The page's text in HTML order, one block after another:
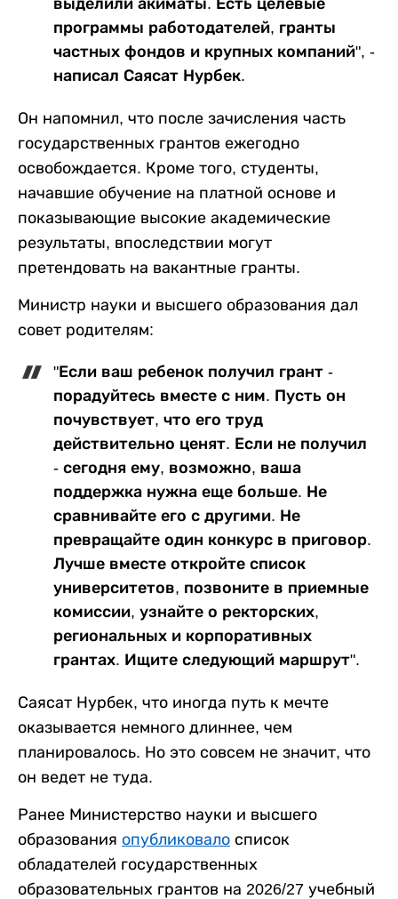
программы работодателей, гранты
частных фондов и крупных компаний", -
написал Саясат Нурбек.
Он напомнил, что после зачисления часть
государственных грантов ежегодно
освобождается. Кроме того, студенты,
начавшие обучение на платной основе и
показывающие высокие академические
результаты, впоследствии могут
претендовать на вакантные гранты.
Министр науки и высшего образования дал
совет родителям:
"Если ваш ребенок получил грант -
порадуйтесь вместе с ним. Пусть он
почувствует, что его труд
действительно ценят. Если не получил
- сегодня ему, возможно, ваша
поддержка нужна еще больше. Не
сравнивайте его с другими. Не
превращайте один конкурс в приговор.
Лучше вместе откройте список
университетов, позвоните в приемные
комиссии, узнайте о ректорских,
региональных и корпоративных
грантах. Ищите следующий маршрут".
Саясат Нурбек, что иногда путь к мечте
оказывается немного длиннее, чем
планировалось. Но это совсем не значит, что
он ведет не туда.
Ранее Министерство науки и высшего
образования опубликовало список
обладателей государственных
образовательных грантов на 2026/27 учебный